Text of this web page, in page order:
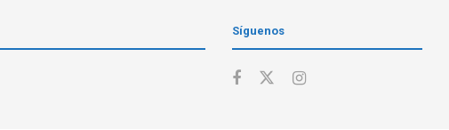
Síguenos